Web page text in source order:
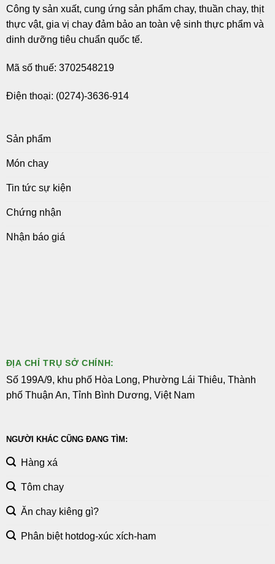
Công ty sản xuất, cung ứng sản phẩm chay, thuần chay, thịt
thực vật, gia vị chay đảm bảo an toàn vệ sinh thực phẩm và
dinh dưỡng tiêu chuẩn quốc tế.
Mã số thuế: 3702548219
Điện thoại: (0274)-3636-914
Sản phẩm
Món chay
Tin tức sự kiện
Chứng nhận
Nhận báo giá
ĐỊA CHỈ TRỤ SỞ CHÍNH:
Số 199A/9, khu phố Hòa Long, Phường Lái Thiêu, Thành
phố Thuận An, Tỉnh Bình Dương, Việt Nam
NGƯỜI KHÁC CŨNG ĐANG TÌM:
Hàng xá
Tôm chay
Ăn chay kiêng gì?
Phân biệt hotdog-xúc xích-ham